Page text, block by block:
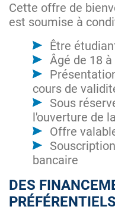
Cette offre de
est soumise à
Être
Âgé de 18
cours de
Sous
l'ouverture de
Offre
bancaire
DES
PRÉFÉRENTIELS